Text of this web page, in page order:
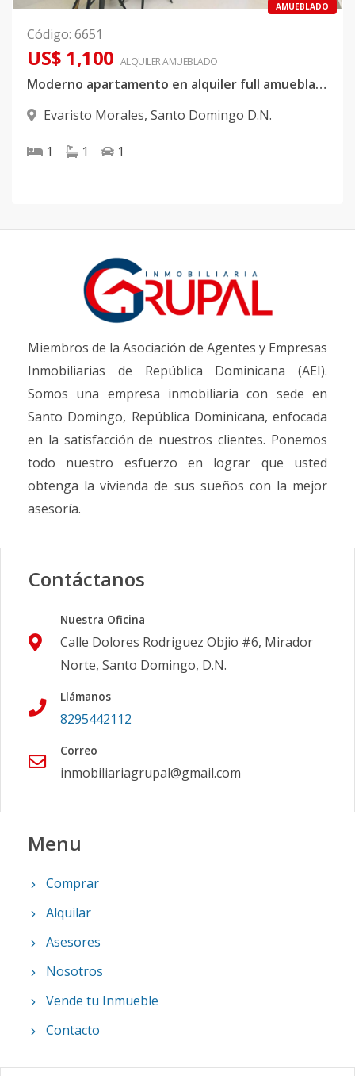
AMUEBLADO
Código: 6651
US$ 1,100 ALQUILERAMUEBLADO
Moderno apartamento en alquiler full amueblado en Evaristo Morales
Evaristo Morales, Santo Domingo D.N.
1 1 1
Miembros de la Asociación de Agentes y Empresas
Inmobiliarias de República Dominicana (AEI).
Somos una empresa inmobiliaria con sede en
Santo Domingo, República Dominicana, enfocada
en la satisfacción de nuestros clientes. Ponemos
todo nuestro esfuerzo en lograr que usted
obtenga la vivienda de sus sueños con la mejor
asesoría.
Contáctanos
Nuestra Oficina
Calle Dolores Rodriguez Objio #6, Mirador
Norte, Santo Domingo, D.N.
Llámanos
8295442112
Correo
inmobiliariagrupal@gmail.com
Menu
Comprar
Alquilar
Asesores
Nosotros
Vende tu Inmueble
Contacto